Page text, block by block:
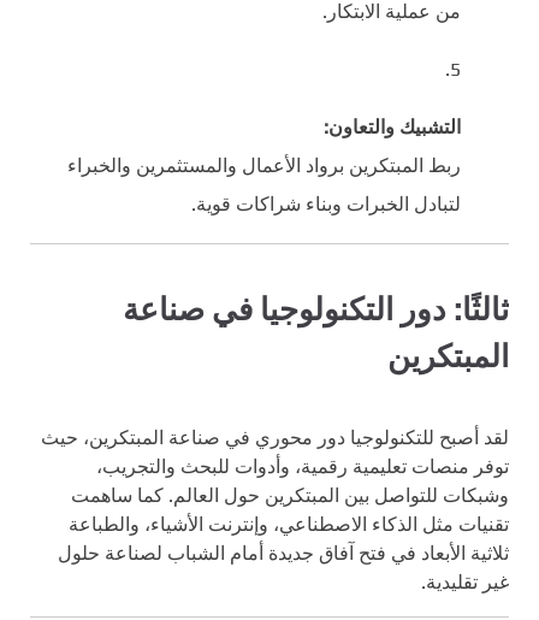
من عملية الابتكار.
التشبيك والتعاون:
ربط المبتكرين برواد الأعمال والمستثمرين والخبراء
لتبادل الخبرات وبناء شراكات قوية.
ثالثًا: دور التكنولوجيا في صناعة
المبتكرين
لقد أصبح للتكنولوجيا دور محوري في صناعة المبتكرين، حيث
توفر منصات تعليمية رقمية، وأدوات للبحث والتجريب،
وشبكات للتواصل بين المبتكرين حول العالم. كما ساهمت
تقنيات مثل الذكاء الاصطناعي، وإنترنت الأشياء، والطباعة
ثلاثية الأبعاد في فتح آفاق جديدة أمام الشباب لصناعة حلول
غير تقليدية.